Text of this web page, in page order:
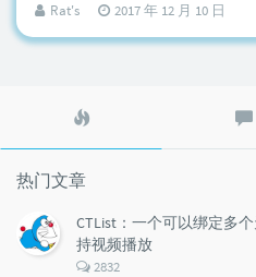
Rat's 2017 年 12 月 10 日
文
热门文章
CTList：一个可以绑定多
持视频播放
评
2832